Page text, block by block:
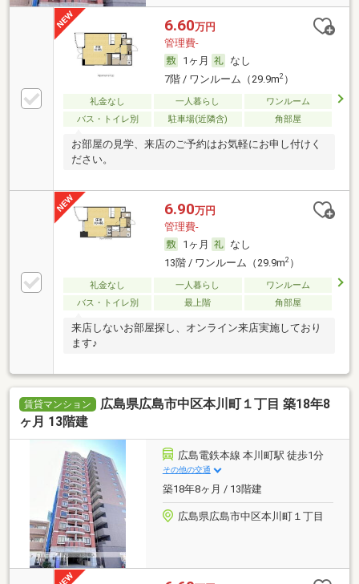
6.60万円
管理費-
1ヶ月
なし
7階 / ワンルーム（29.9m2）
礼金なし 一人暮らし
ワンルーム
バス・トイレ別
駐車場(近隣含) 角部屋
お部屋の見学、来店のご予約はお気軽にお申し付けく
ださい。
6.90万円
管理費-
1ヶ月
なし
13階 / ワンルーム（29.9m2）
礼金なし 一人暮らし
ワンルーム
バス・トイレ別
最上階 角部屋
来店しないお部屋探し、オンライン来店実施しており
ます♪
賃貸マンション
広島県広島市中区本川町１丁目 築18年8
ヶ月 13階建
広島電鉄本線 本川町駅 徒歩1分
その他の交通
築18年8ヶ月 / 13階建
広島県広島市中区本川町１丁目